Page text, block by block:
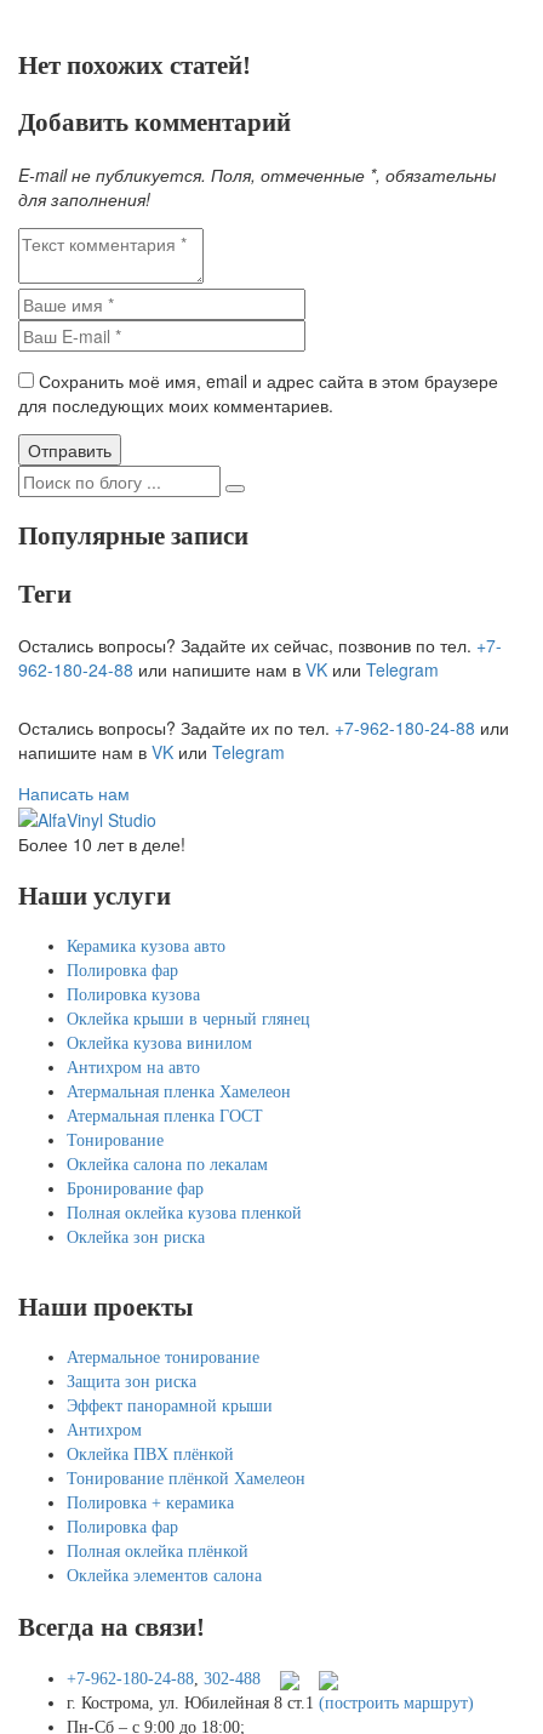
Нет похожих статей!
Добавить комментарий
E-mail не публикуется. Поля, отмеченные *, обязательны
для заполнения!
Сохранить моё имя, email и адрес сайта в этом браузере
для последующих моих комментариев.
Популярные записи
Теги
Остались вопросы? Задайте их сейчас, позвонив по тел. +7-
962-180-24-88 или напишите нам в VK или Telegram
Остались вопросы? Задайте их по тел. +7-962-180-24-88 или
напишите нам в VK или Telegram
Написать нам
Более 10 лет в деле!
Наши услуги
Керамика кузова авто
Полировка фар
Полировка кузова
Оклейка крыши в черный глянец
Оклейка кузова винилом
Антихром на авто
Атермальная пленка Хамелеон
Атермальная пленка ГОСТ
Тонирование
Оклейка салона по лекалам
Бронирование фар
Полная оклейка кузова пленкой
Оклейка зон риска
Наши проекты
Атермальное тонирование
Защита зон риска
Эффект панорамной крыши
Антихром
Оклейка ПВХ плёнкой
Тонирование плёнкой Хамелеон
Полировка + керамика
Полировка фар
Полная оклейка плёнкой
Оклейка элементов салона
Всегда на связи!
+7-962-180-24-88 302-488
г. Кострома, ул. Юбилейная 8 ст.1 (построить маршрут)
Пн-Сб – с 9:00 до 18:00;